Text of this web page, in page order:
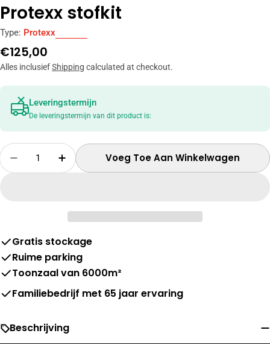
Protexx stofkit
Type: Protexx
Normale
prijs
€125,00
Alles inclusiefShipping calculated at checkout.
Leveringstermijn
De leveringstermijn van dit product is:
Hoeveelheid
Verminder Hoeveelheid Voor Protexx Stofkit
Verhoog Hoeveelheid Voor Protexx
Voeg Toe Aan Winkelwagen
Gratis stockage
Ruime parking
Toonzaal van 6000m²
Familiebedrijf met 65 jaar ervaring
Beschrijving